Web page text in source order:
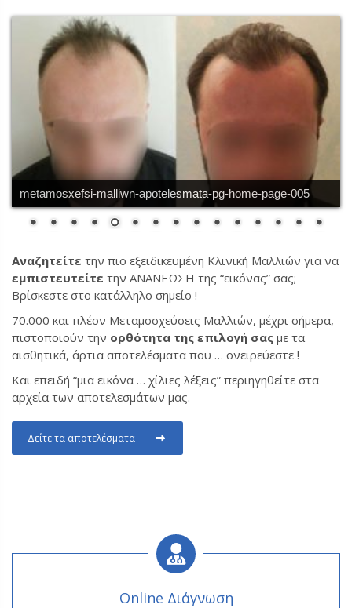
metamosxefsi-malliwn-apotelesmata-pg-home-page-005
Αναζητείτε την πιο εξειδικευμένη Κλινική Μαλλιών για να
εμπιστευτείτε την ΑΝΑΝΕΩΣΗ της “εικόνας” σας;
Βρίσκεστε στο κατάλληλο σημείο !
70.000 και πλέον Μεταμοσχεύσεις Μαλλιών, μέχρι σήμερα,
πιστοποιούν την ορθότητα της επιλογή σας με τα
αισθητικά, άρτια αποτελέσματα που … ονειρεύεστε !
Και επειδή “μια εικόνα … χίλιες λέξεις” περιηγηθείτε στα
αρχεία των αποτελεσμάτων μας.
Δείτε τα αποτελέσματα
Online Διάγνωση